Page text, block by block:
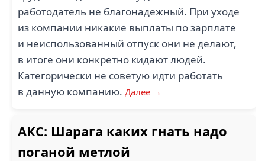
работодатель не благонадежный. При уходе
из компании никакие выплаты по зарплате
и неиспользованный отпуск они не делают,
в итоге они конкретно кидают людей.
Категорически не советую идти работать
в данную компанию. Далее →
АКС: Шарага каких гнать надо
поганой метлой